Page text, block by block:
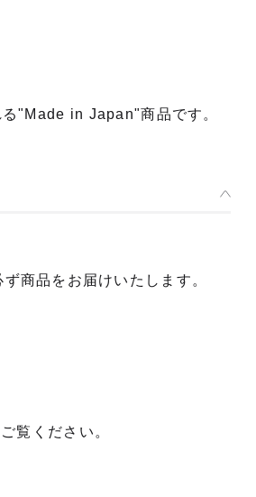
"Made in Japan"商品です。
商品をお届けいたします。
覧ください。